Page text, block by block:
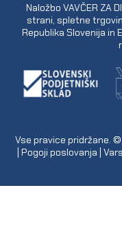
Naložbo VAVČER ZA
strani, spletne
Republika Slovenija in
Vse pravice pridržane. ©
Pogoji poslovanja